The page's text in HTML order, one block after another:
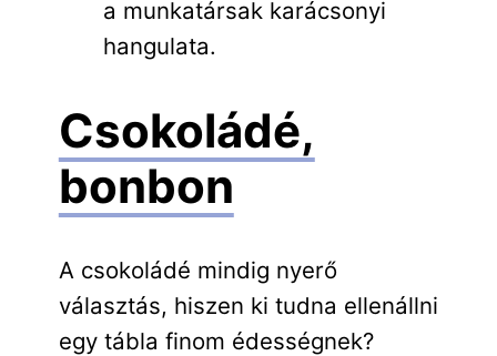
a munkatársak karácsonyi
hangulata.
Csokoládé,
bonbon
A csokoládé mindig nyerő
választás, hiszen ki tudna ellenállni
egy tábla finom édességnek?